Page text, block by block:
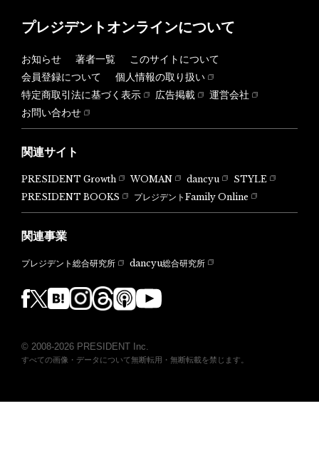
プレジデントオンラインについて
お知らせ 著者一覧
このサイトについて
会員登録について
個人情報の取り扱い
特定商取引法に基づく表示
広告掲載
運営会社
お問い合わせ
関連サイト
PRESIDENT Growth WOMAN dancyu
STYLE
PRESIDENT BOOKS
プレジデントFamily Online
関連事業
プレジデント総合研究所 dancyu総合研究所
© 2008-2026 PRESIDENT Inc.
すべての画像・データについて無断転用・無断転載を禁じます。